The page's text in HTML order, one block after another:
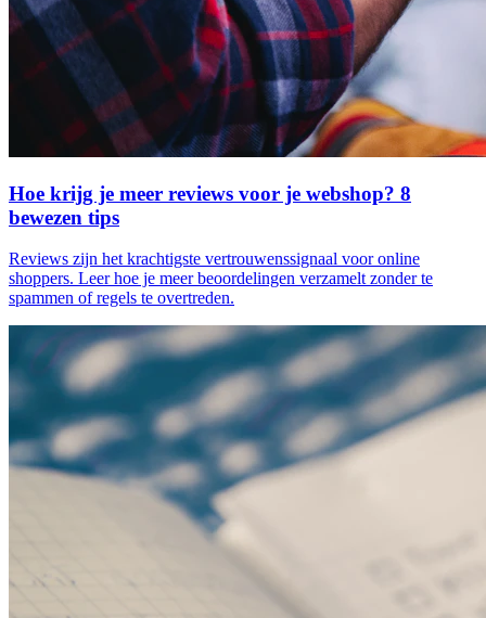
Hoe krijg je meer reviews voor je webshop? 8
bewezen tips
Reviews zijn het krachtigste vertrouwenssignaal voor online
shoppers. Leer hoe je meer beoordelingen verzamelt zonder te
spammen of regels te overtreden.